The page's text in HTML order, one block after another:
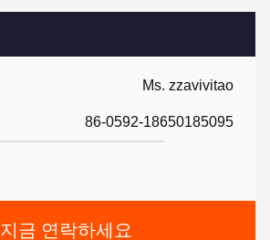
Ms. zzavivitao
86-0592-18650185095
지금 연락하세요